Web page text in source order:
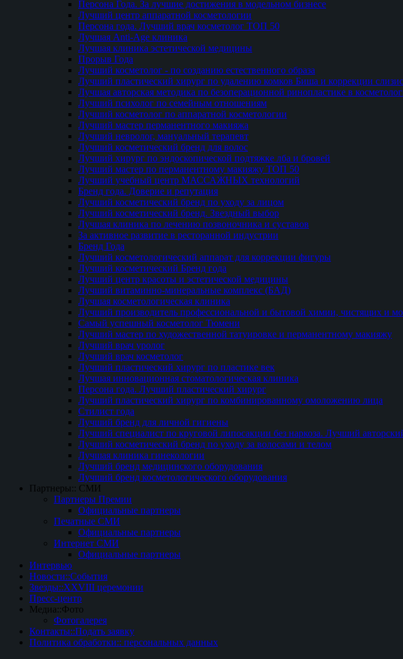
Персона Года. За лучшие достижения в модельном бизнесе
Лучший центр аппаратной косметологии
Персона года. Лучший врач косметолог ТОП 50
Лучшая Anti-Age клиника
Лучшая клиника эстетической медицины
Прорыв Года
Лучший косметолог - по созданию естественного образа
Лучший пластический хирург по удалению комков Биша и коррекции
Лучшая авторская методика по безоперационной ринопластике в
Лучший психолог по семейным отношениям
Лучший косметолог по аппаратной косметологии
Лучший мастер перманентного макияжа
Лучший невролог, мануальный терапевт
Лучший косметический бренд для волос
Лучший хирург по эндоскопической подтяжке лба и бровей
Лучший мастер по перманентному макияжу ТОП 50
Лучший учебный центр МАССАЖНЫХ технологий
Бренд года. Доверие и репутация
Лучший косметический бренд по уходу за лицом
Лучший косметический бренд. Звездный выбор
Лучшая клиника по лечению позвоночника и суставов
За активное развитие в ресторанной индустрии
Бренд Года
Лучший косметологический аппарат для коррекции фигуры
Лучший косметический Бренд года
Лучший центр красоты и эстетической медицины
Лучший витаминно-минеральные комплекс (БАД)
Лучшая косметологическая клиника
Лучший производитель профессиональной и бытовой химии, чистящих и
Самый успешный косметолог Тюмени
Лучший мастер по художественной татуировке и перманентному макияжу
Лучший врач уролог
Лучший врач косметолог
Лучший пластический хирург по пластике век
Лучшая инновационная стоматологическая клиника
Персона года. Лучший пластический хирург
Лучший пластический хирург по комбинированному омоложению лица
Стилист года
Лучший бренд для личной гигиены
Лучший специалист по круговой липосакции без наркоза. Лучший
Лучший косметический бренд по уходу за волосами и телом
Лучшая клиника гинекологии
Лучший бренд медицинского оборудования
Лучший бренд косметологического оборудования
Партнеры:: СМИ
Партнеры Премии
Официальные партнеры
Печатные СМИ
Официальные партнеры
Интернет СМИ
Официальные партнеры
Интервью
Новости::События
Звезды::XXVIII церемонии
Пресс-центр
Медиа::Фото
Фотогалерея
Контакты::Подать заявку
Политика обработки:: персональных данных